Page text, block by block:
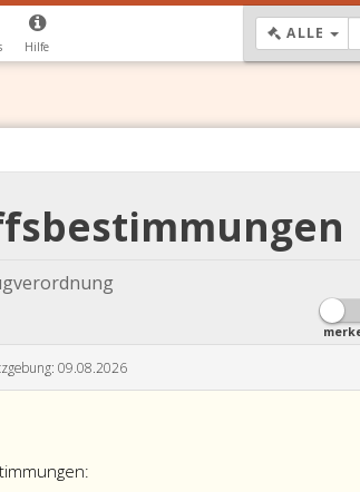
Hilfe
ALLE
09.08.2026